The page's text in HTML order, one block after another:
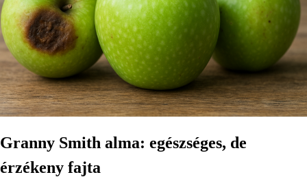
Granny Smith alma: egészséges, de
érzékeny fajta